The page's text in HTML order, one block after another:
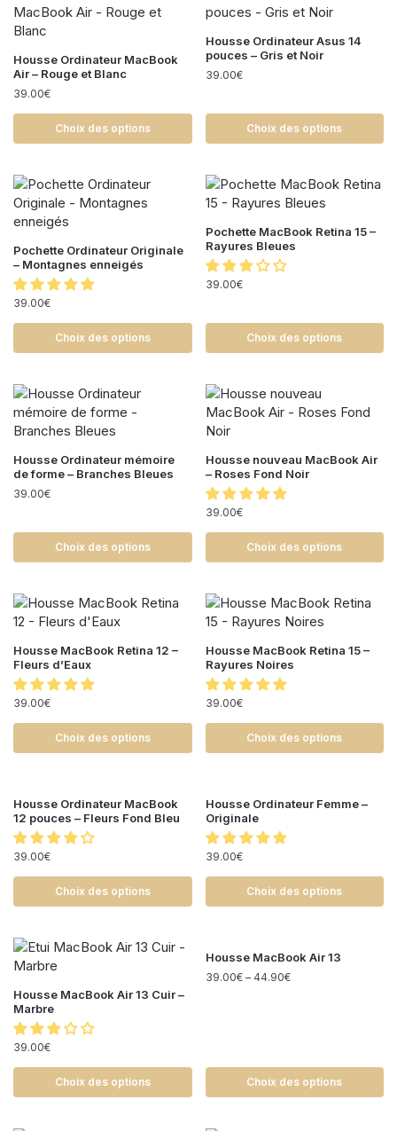
Housse Ordinateur MacBook
Air – Rouge et Blanc
39.00€
Choix des options
Housse Ordinateur Asus 14
pouces – Gris et Noir
39.00€
Choix des options
Pochette Ordinateur Originale
– Montagnes enneigés
39.00€
Choix des options
Pochette MacBook Retina 15 –
Rayures Bleues
39.00€
Choix des options
Housse Ordinateur mémoire
de forme – Branches Bleues
39.00€
Choix des options
Housse nouveau MacBook Air
– Roses Fond Noir
39.00€
Choix des options
Housse MacBook Retina 12 –
Fleurs d’Eaux
39.00€
Choix des options
Housse MacBook Retina 15 –
Rayures Noires
39.00€
Choix des options
Housse Ordinateur MacBook
12 pouces – Fleurs Fond Bleu
39.00€
Choix des options
Housse Ordinateur Femme –
Originale
39.00€
Choix des options
Housse MacBook Air 13 Cuir –
Marbre
39.00€
Choix des options
Housse MacBook Air 13
39.00€– 44.90€
Choix des options